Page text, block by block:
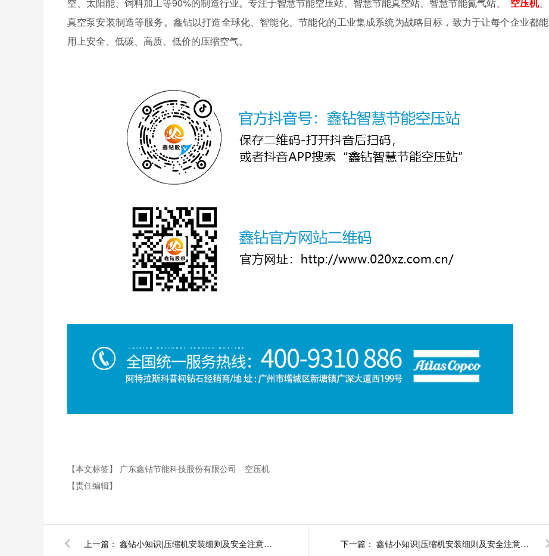
真空泵安装制造等服务。鑫钻以打造全球化、智能化、节能化的工业集成系统为战略目标，致力于让每个企业都能
用上安全、低碳、高质、低价的压缩空气。
【本文标签】 广东鑫钻节能科技股份有限公司
空压机
【责任编辑】
上一篇： 鑫钻小知识|压缩机安装细则及安全注意事项之调试和运行 下一篇： 鑫钻小知识|压缩机安装细则及安全注意事项之冷却系统注意事项